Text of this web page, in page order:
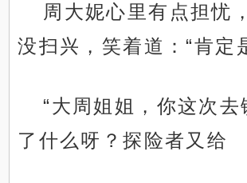
周大妮心里有点担忧
没扫兴，笑着道：“肯定
“大周姐姐，你这次去
了什么呀？探险者又给